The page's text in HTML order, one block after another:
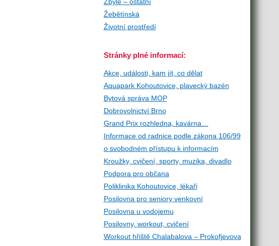
Žebětínská
Životní prostředí
Stránky plné informací:
Akce, události, kam jít, co dělat
Aquapark Kohoutovice, plavecký bazén
Bytová správa MOP
Dobrovolnictví Brno
Grand Prix rozhledna, kavárna…
Informace od radnice podle zákona 106/99
o svobodném přístupu k informacím
Kroužky, cvičení, sporty, muzika, divadlo
Podpora pro občana
Poliklinika Kohoutovice, lékaři
Posilovna pro seniory venkovní
Posilovna u vodojemu
Posilovny, workout, cvičení
Workout hřiště Chalabalova – Prokofjevova